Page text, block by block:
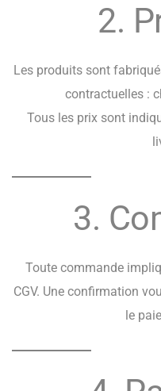
2.
Les produits sont
contractuelles :
Tous les prix sont
3.
Toute commande
CGV. Une confirmation
le